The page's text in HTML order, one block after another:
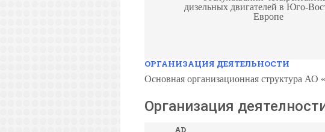
дизельных двигателей в Юго-
Европе
ОРГАНИЗАЦИЯ ДЕЯТЕЛЬНОСТИ
Основная организационная структура АО
Организация
AD